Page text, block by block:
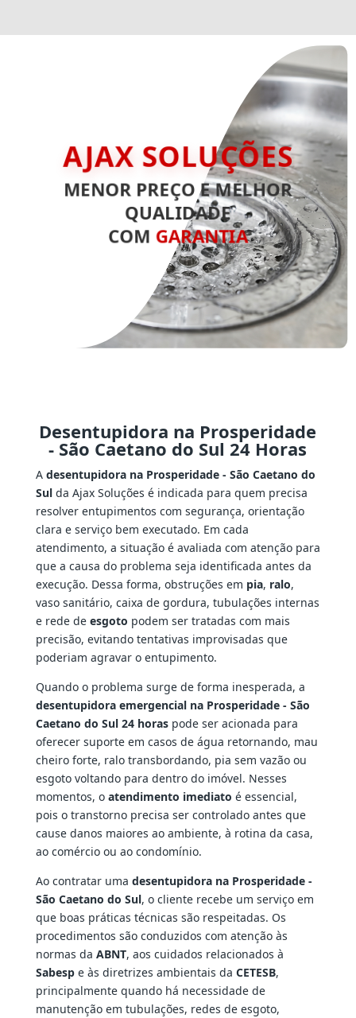
AJAX SOLUÇÕES
MENOR PREÇO E MELHOR
QUALIDADE
COM GARANTIA
Desentupidora na Prosperidade
- São Caetano do Sul 24 Horas
A desentupidora na Prosperidade - São Caetano do
Sulda Ajax Soluções é indicada para quem precisa
resolver entupimentos com segurança, orientação
clara e serviço bem executado. Em cada
atendimento, a situação é avaliada com atenção para
que a causa do problema seja identificada antes da
execução. Dessa forma, obstruções em pia, ralo,
vaso sanitário, caixa de gordura, tubulações internas
e rede de esgoto podem ser tratadas com mais
precisão, evitando tentativas improvisadas que
poderiam agravar o entupimento.
Quando o problema surge de forma inesperada, a
desentupidora emergencial na Prosperidade - São
Caetano do Sul 24 horaspode ser acionada para
oferecer suporte em casos de água retornando, mau
cheiro forte, ralo transbordando, pia sem vazão ou
esgoto voltando para dentro do imóvel. Nesses
momentos, o atendimento imediato é essencial,
pois o transtorno precisa ser controlado antes que
cause danos maiores ao ambiente, à rotina da casa,
ao comércio ou ao condomínio.
Ao contratar uma desentupidora na Prosperidade -
São Caetano do Sul, o cliente recebe um serviço em
que boas práticas técnicas são respeitadas. Os
procedimentos são conduzidos com atenção às
normas da ABNT, aos cuidados relacionados à
Sabespe às diretrizes ambientais da CETESB,
principalmente quando há necessidade de
manutenção em tubulações, redes de esgoto,